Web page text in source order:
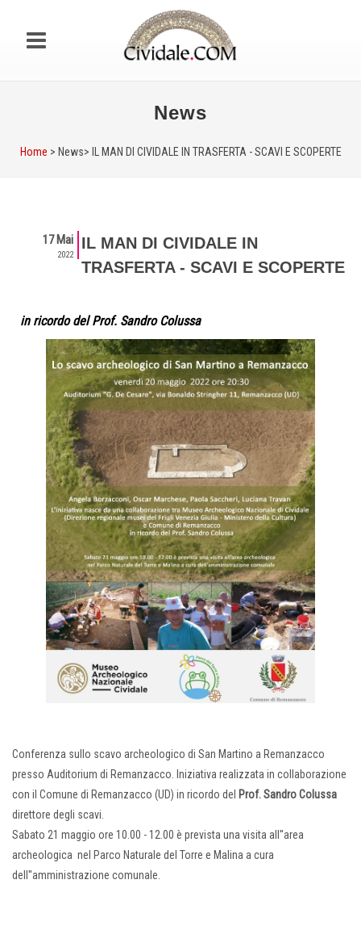
News
Home > News> IL MAN DI CIVIDALE IN TRASFERTA - SCAVI E SCOPERTE
17 Mai
2022
IL MAN DI CIVIDALE IN
TRASFERTA - SCAVI E SCOPERTE
in ricordo del Prof. Sandro Colussa
Conferenza sullo scavo archeologico di San Martino a Remanzacco
presso Auditorium di Remanzacco. Iniziativa realizzata in collaborazione
con il Comune di Remanzacco (UD) in ricordo del Prof. Sandro Colussa
direttore degli scavi.
Sabato 21 maggio ore 10.00 - 12.00 è prevista una visita all''area
archeologica nel Parco Naturale del Torre e Malina a cura
dell''amministrazione comunale.